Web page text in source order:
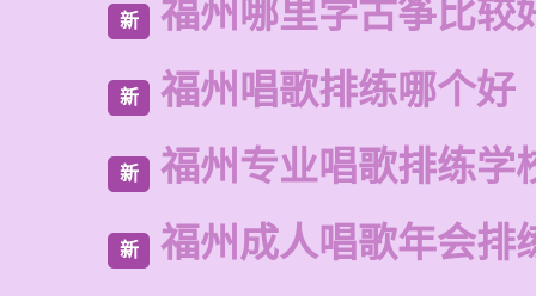
新 福州哪里学古筝比较
新 福州唱歌排练哪个好
新 福州专业唱歌排练学
新 福州成人唱歌年会排